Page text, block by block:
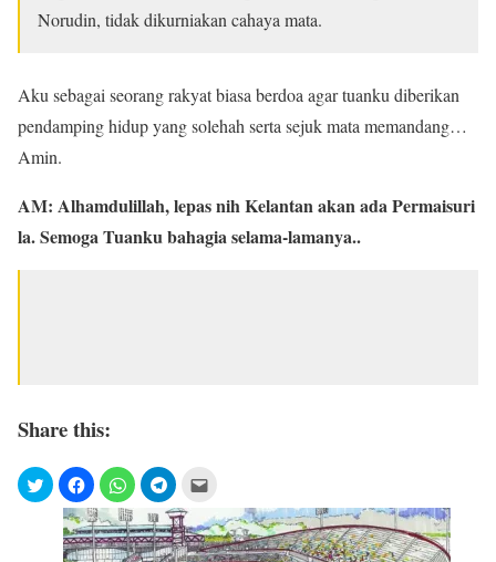
Norudin, tidak dikurniakan cahaya mata.
Aku sebagai seorang rakyat biasa berdoa agar tuanku diberikan
pendamping hidup yang solehah serta sejuk mata memandang…
Amin.
AM: Alhamdulillah, lepas nih Kelantan akan ada Permaisuri
la. Semoga Tuanku bahagia selama-lamanya..
Share this: